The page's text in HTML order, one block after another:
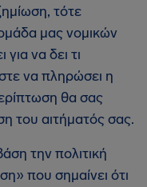
τότε
μας νομικών
να δει τι
να πληρώσει η
θα σας
του αιτήματός σας.
την πολιτική
που σημαίνει ότι